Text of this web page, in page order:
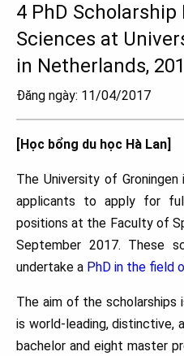
4 PhD Scholarship
Sciences at
in Netherlands,
Đăng ngày: 11/04/2017
[Học bổng du học Hà Lan]
The University of
applicants to apply for
positions at the Faculty of
September 2017. These
undertake a PhD in the field
The aim of the scholarships
is world-leading, distinctive,
bachelor and eight master